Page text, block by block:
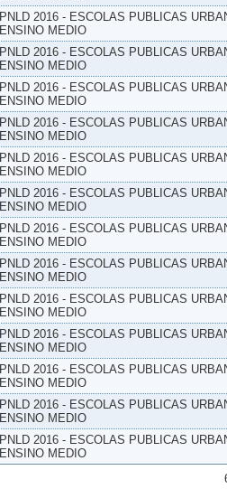
PNLD 2016 - ESCOLAS PUBLICAS
ENSINO MEDIO
PNLD 2016 - ESCOLAS PUBLICAS
ENSINO MEDIO
PNLD 2016 - ESCOLAS PUBLICAS
ENSINO MEDIO
PNLD 2016 - ESCOLAS PUBLICAS
ENSINO MEDIO
PNLD 2016 - ESCOLAS PUBLICAS
ENSINO MEDIO
PNLD 2016 - ESCOLAS PUBLICAS
ENSINO MEDIO
PNLD 2016 - ESCOLAS PUBLICAS
ENSINO MEDIO
PNLD 2016 - ESCOLAS PUBLICAS
ENSINO MEDIO
PNLD 2016 - ESCOLAS PUBLICAS
ENSINO MEDIO
PNLD 2016 - ESCOLAS PUBLICAS
ENSINO MEDIO
PNLD 2016 - ESCOLAS PUBLICAS
ENSINO MEDIO
PNLD 2016 - ESCOLAS PUBLICAS
ENSINO MEDIO
PNLD 2016 - ESCOLAS PUBLICAS
ENSINO MEDIO